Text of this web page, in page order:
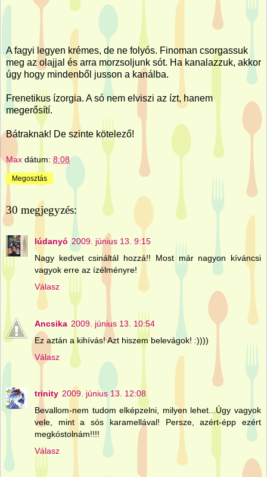
A fagyi legyen krémes, de ne folyós. Finoman csorgassuk
meg az olajjal és arra morzsoljunk sót. Ha kanalazzuk, akkor
úgy hogy mindenből jusson a kanálba.
Frenetikus ízorgia. A só nem elviszi az ízt, hanem
megerősítí.
Bátraknak! De szinte kötelező!
Max dátum: 8:08
Megosztás
30 megjegyzés:
lúdanyó 2009. június 13. 9:15
Nagy kedvet csináltál hozzá!! Most már nagyon kíváncsi
vagyok erre az ízélményre!
Válasz
Ancsika 2009. június 13. 10:54
Ez aztán a kihívás! Azt hiszem belevágok! :))))
Válasz
trinity 2009. június 13. 12:08
Bevallom-nem tudom elképzelni, milyen lehet...Úgy vagyok
vele, mint a sós karamellával! Persze, azért-épp ezért
megkóstolnám!!!!
Válasz